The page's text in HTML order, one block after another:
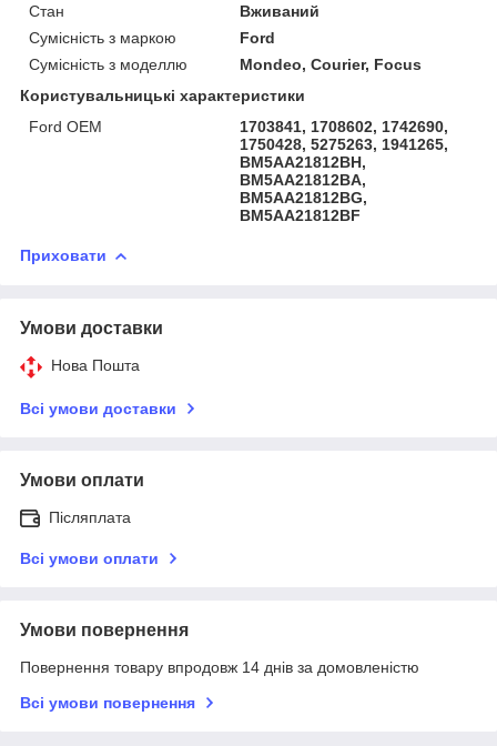
Стан
Вживаний
Сумісність з маркою
Ford
Сумісність з моделлю
Mondeo, Courier, Focus
Користувальницькі характеристики
Ford OEM
1703841, 1708602, 1742690,
1750428, 5275263, 1941265,
BM5AA21812BH,
BM5AA21812BA,
BM5AA21812BG,
BM5AA21812BF
Приховати
Умови доставки
Нова Пошта
Всі умови доставки
Умови оплати
Післяплата
Всі умови оплати
Умови повернення
Повернення товару впродовж 14 днів за домовленістю
Всі умови повернення